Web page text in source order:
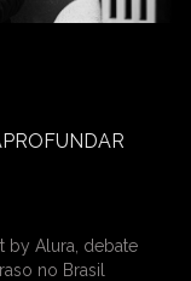
by Alura, debate
no Brasil